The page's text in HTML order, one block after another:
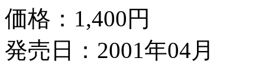
価格： 1,400円
発売日：2001年04月